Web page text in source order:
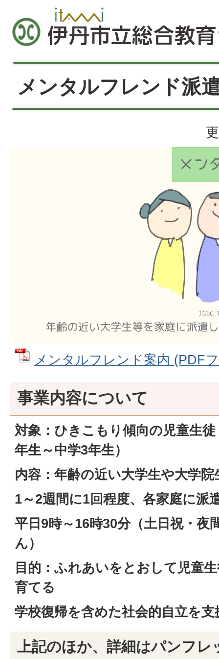
メンタルフレンド派
メンタルフレンド案内 (PDF
事業内容について
対象：ひきこもり傾向の児童生
年生～中学3年生）
内容：年齢の近い大学生や大学
1～2週間に1回程度、各家庭に派
平日9時～16時30分（土日祝・夜
ん）
目的：ふれあいをとおして児童
育てる
学校復帰を含めた社会的自立を支
上記のほか、詳細はパンフレ